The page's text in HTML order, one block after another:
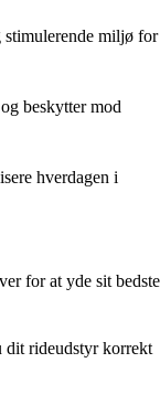
stimulerende miljø for
beskytter mod
hverdagen i
for at yde sit bedste
dit rideudstyr korrekt